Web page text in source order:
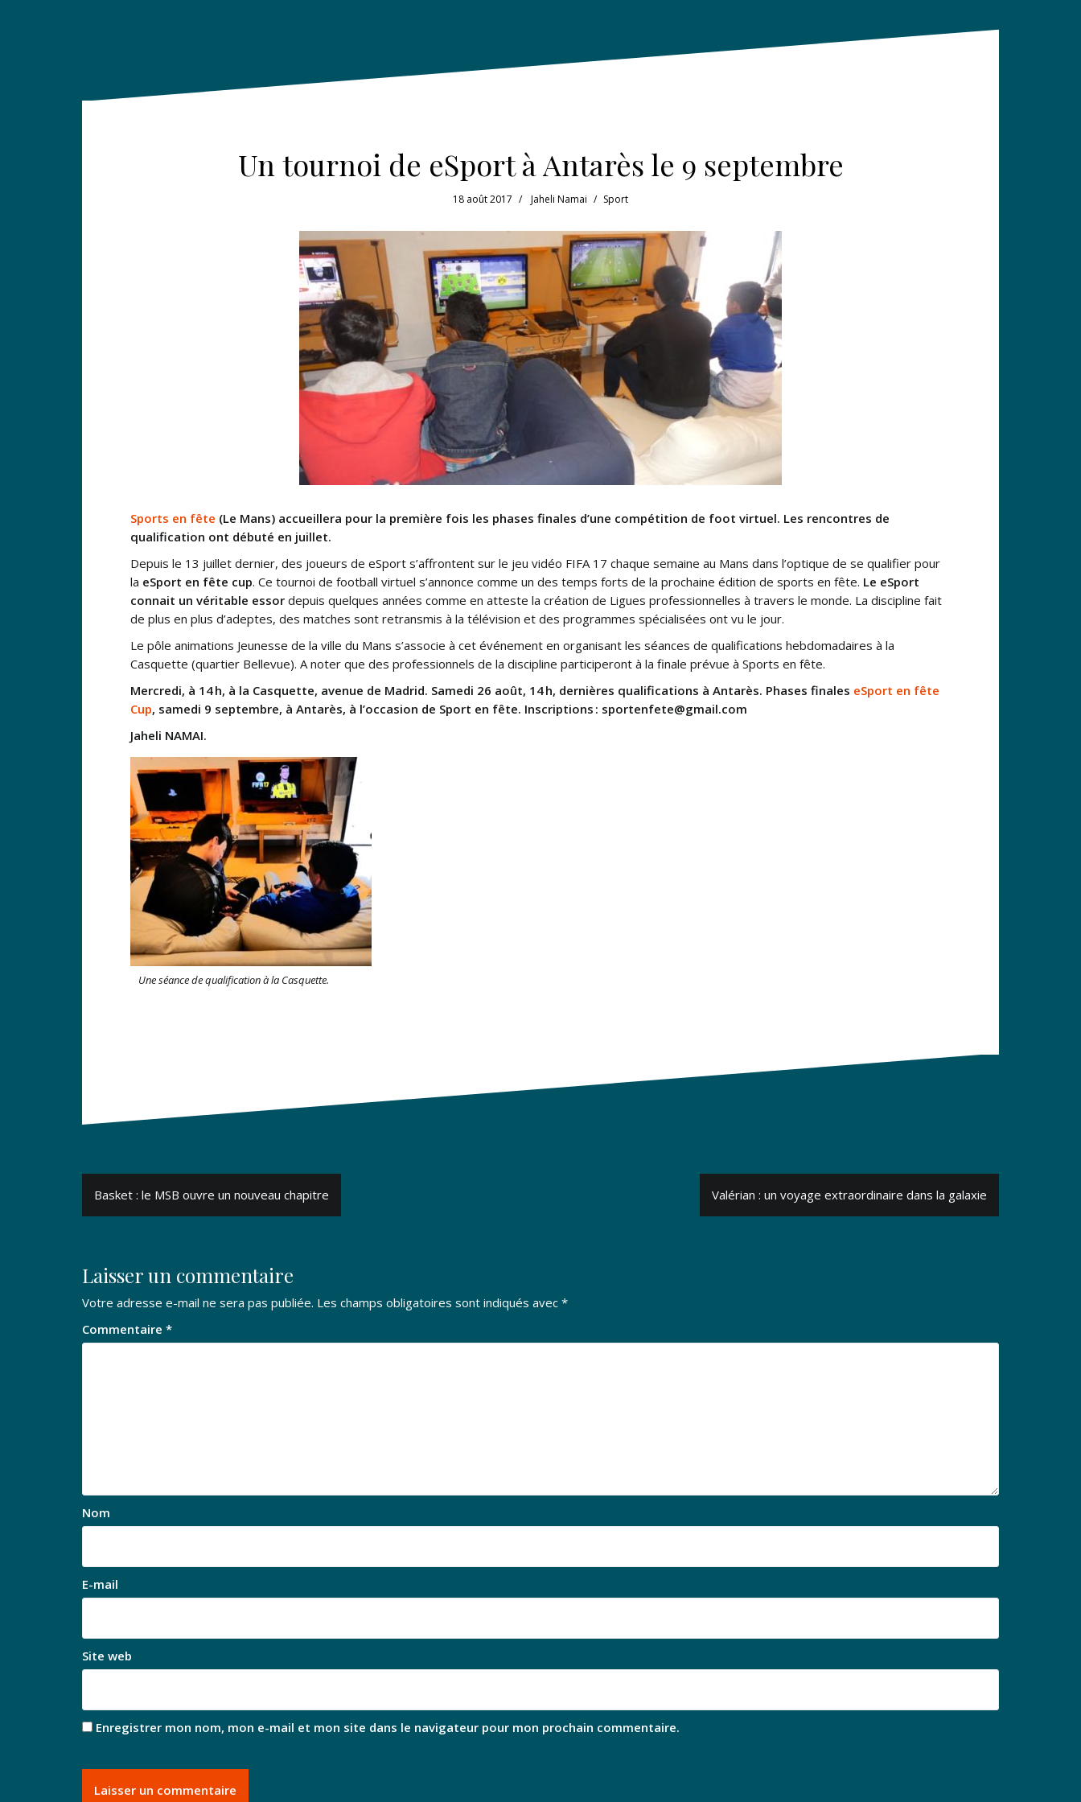
Un tournoi de eSport à Antarès le 9 septembre
18 août 2017 Jaheli Namai Sport
Sports en fête (Le Mans) accueillera pour la première fois les phases finales d’une compétition de foot virtuel. Les rencontres de
qualification ont débuté en juillet.
Depuis le 13 juillet dernier, des joueurs de eSport s’affrontent sur le jeu vidéo FIFA 17 chaque semaine au Mans dans l’optique de se qualifier pour
la eSport en fête cup. Ce tournoi de football virtuel s’annonce comme un des temps forts de la prochaine édition de sports en fête. Le eSport
connait un véritable essor depuis quelques années comme en atteste la création de Ligues professionnelles à travers le monde. La discipline fait
de plus en plus d’adeptes, des matches sont retransmis à la télévision et des programmes spécialisées ont vu le jour.
Le pôle animations Jeunesse de la ville du Mans s’associe à cet événement en organisant les séances de qualifications hebdomadaires à la
Casquette (quartier Bellevue). A noter que des professionnels de la discipline participeront à la finale prévue à Sports en fête.
Mercredi, à 14 h, à la Casquette, avenue de Madrid. Samedi 26 août, 14 h, dernières qualifications à Antarès. Phases finales eSport en fête
Cup, samedi 9 septembre, à Antarès, à l’occasion de Sport en fête. Inscriptions : sportenfete@gmail.com
Jaheli NAMAI.
Une séance de qualification à la Casquette.
Navigation
de
Basket : le MSB ouvre un nouveau chapitre Valérian : un voyage extraordinaire dans la galaxie
Laisser un commentaire
Votre adresse e-mail ne sera pas publiée. Les champs obligatoires sont indiqués avec *
Commentaire *
Nom
E-mail
Site web
Enregistrer mon nom, mon e-mail et mon site dans le navigateur pour mon prochain commentaire.